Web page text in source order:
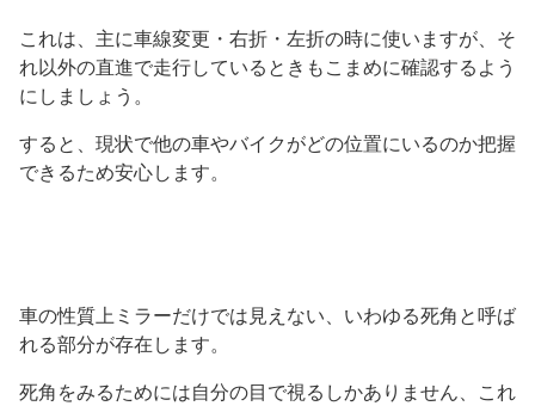
これは、主に車線変更・右折・左折の時に使いますが、そ
れ以外の直進で走行しているときもこまめに確認するよう
にしましょう。
すると、現状で他の車やバイクがどの位置にいるのか把握
できるため安心します。
車の性質上ミラーだけでは見えない、いわゆる死角と呼ば
れる部分が存在します。
死角をみるためには自分の目で視るしかありません、これ